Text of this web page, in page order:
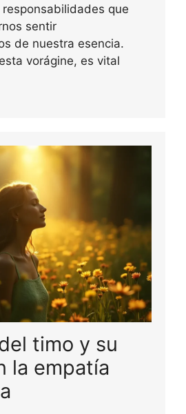
que
sentir
de nuestra esencia.
vorágine, es vital
timo y su
la empatía